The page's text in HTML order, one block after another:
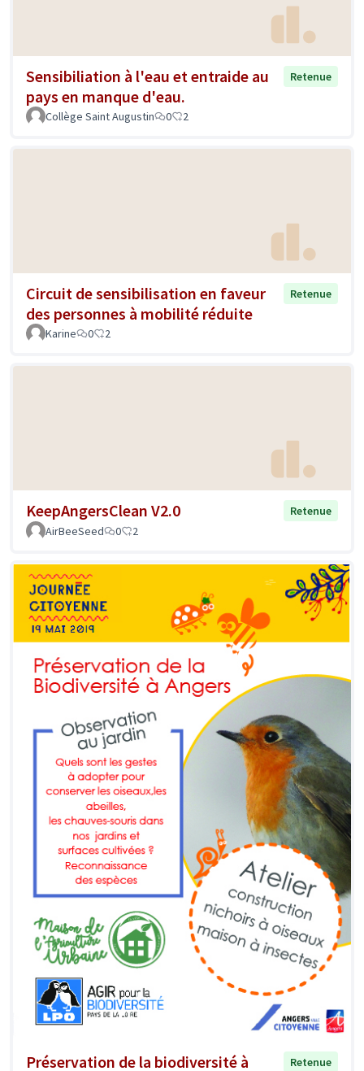
Sensibiliation à l'eau et entraide au
pays en manque d'eau.
Retenue
Collège Saint Augustin 0 2
Circuit de sensibilisation en faveur
des personnes à mobilité réduite
Retenue
Karine 0 2
KeepAngersClean V2.0
Retenue
AirBeeSeed
0 2
Préservation de la biodiversité à Retenue